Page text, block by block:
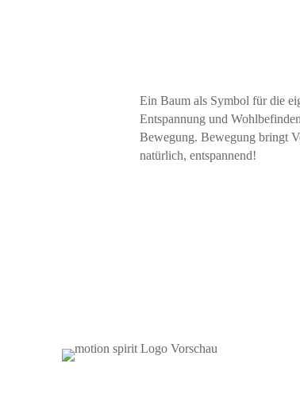
Ein Baum als Symbol für die
Entspannung und
Bewegung. Bewegung bringt
natürlich, entspannend!